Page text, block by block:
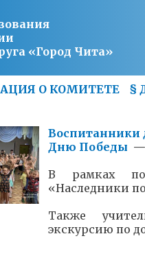
«Город Чита»
О КОМИТЕТЕ §
Воспитанники
Дню Победы —
В рамках
«Наследники
Также
экскурсию по